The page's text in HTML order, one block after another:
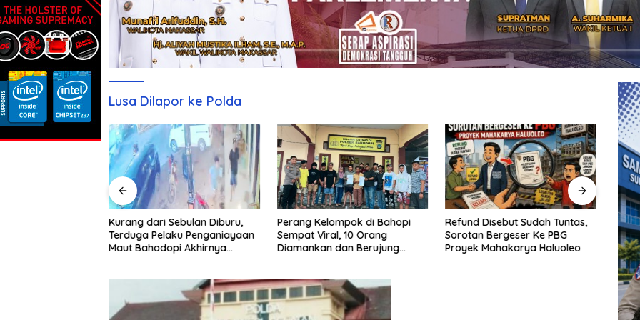
Lusa Dilapor ke Polda
Kurang dari Sebulan Diburu,
Terduga Pelaku Penganiayaan
Maut Bahodopi Akhirnya
Perang Kelompok di Bahopi
Sempat Viral, 10 Orang
Diamankan dan Berujung
Refund Disebut Sudah Tuntas,
Sorotan Bergeser Ke PBG
Proyek Mahakarya Haluoleo